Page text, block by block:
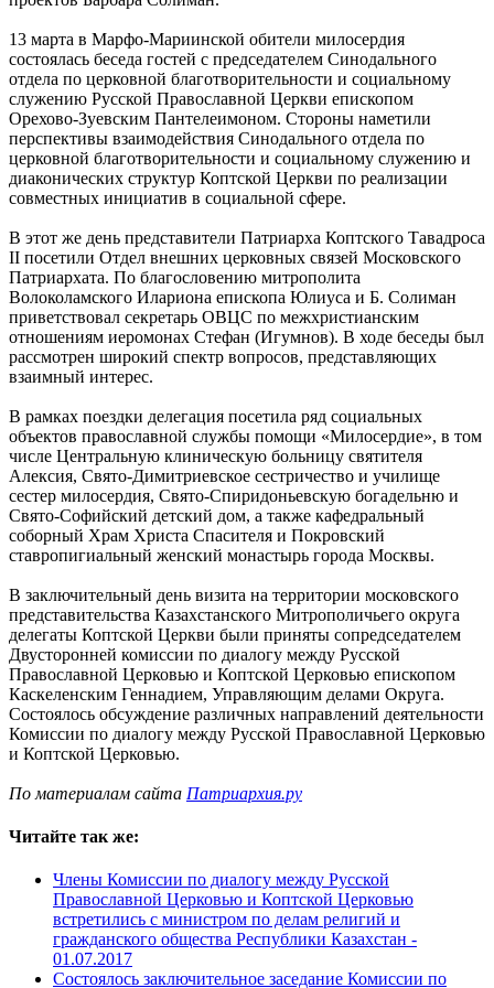
13 марта в Марфо-Мариинской обители милосердия
состоялась беседа гостей с председателем Синодального
отдела по церковной благотворительности и социальному
служению Русской Православной Церкви епископом
Орехово-Зуевским Пантелеимоном. Стороны наметили
перспективы взаимодействия Синодального отдела по
церковной благотворительности и социальному служению и
диаконических структур Коптской Церкви по реализации
совместных инициатив в социальной сфере.
В этот же день представители Патриарха Коптского Тавадроса
II посетили Отдел внешних церковных связей Московского
Патриархата. По благословению митрополита
Волоколамского Илариона епископа Юлиуса и Б. Солиман
приветствовал секретарь ОВЦС по межхристианским
отношениям иеромонах Стефан (Игумнов). В ходе беседы был
рассмотрен широкий спектр вопросов, представляющих
взаимный интерес.
В рамках поездки делегация посетила ряд социальных
объектов православной службы помощи «Милосердие», в том
числе Центральную клиническую больницу святителя
Алексия, Свято-Димитриевское сестричество и училище
сестер милосердия, Свято-Спиридоньевскую богадельню и
Свято-Софийский детский дом, а также кафедральный
соборный Храм Христа Спасителя и Покровский
ставропигиальный женский монастырь города Москвы.
В заключительный день визита на территории московского
представительства Казахстанского Митрополичьего округа
делегаты Коптской Церкви были приняты сопредседателем
Двусторонней комиссии по диалогу между Русской
Православной Церковью и Коптской Церковью епископом
Каскеленским Геннадием, Управляющим делами Округа.
Состоялось обсуждение различных направлений деятельности
Комиссии по диалогу между Русской Православной Церковью
и Коптской Церковью.
По материалам сайта Патриархия.ру
Читайте так же:
Члены Комиссии по диалогу между Русской
Православной Церковью и Коптской Церковью
встретились с министром по делам религий и
гражданского общества Республики Казахстан -
01.07.2017
Состоялось заключительное заседание Комиссии по